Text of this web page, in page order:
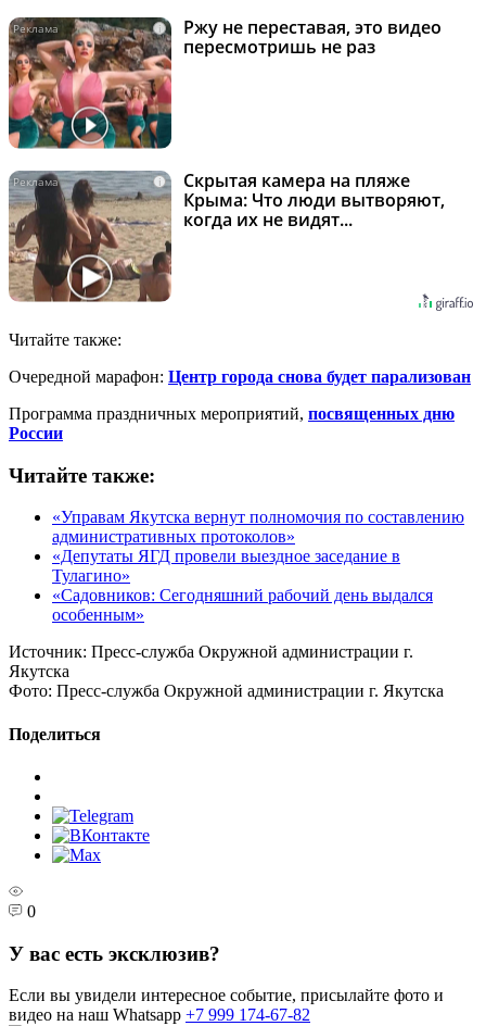
i
Ржу не переставая, это видео
пересмотришь не раз
i
Скрытая камера на пляже
Крыма: Что люди вытворяют,
когда их не видят...
Читайте также:
Очередной марафон: Центр города снова будет парализован
Программа праздничных мероприятий, посвященных дню
России
Читайте также:
«Управам Якутска вернут полномочия по составлению
административных протоколов»
«Депутаты ЯГД провели выездное заседание в
Тулагино»
«Садовников: Сегодняшний рабочий день выдался
особенным»
Источник: Пресс-служба Окружной администрации г.
Якутска
Фото: Пресс-служба Окружной администрации г. Якутска
Поделиться
0
У вас есть эксклюзив?
Если вы увидели интересное событие, присылайте фото и
видео на наш Whatsapp +7 999 174-67-82